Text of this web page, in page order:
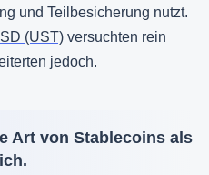
und Teilbesicherung nutzt.
(UST) versuchten rein
jedoch.
Art von Stablecoins als